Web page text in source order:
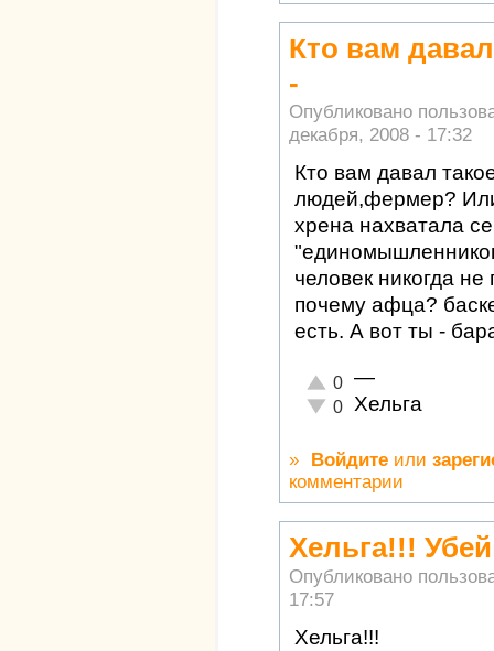
Кто вам
-
Опубликовано
декабря, 2008 - 17:32
Кто вам давал
людей,фермер?
хрена нахватала
человек никогда
почему афца?
есть. А вот ты -
Отлично!
0
Неадекватно!
0
—
Хельга
» Войдите или
комментарии
Хельга!!!
Опубликовано
17:57
Хельга!!!